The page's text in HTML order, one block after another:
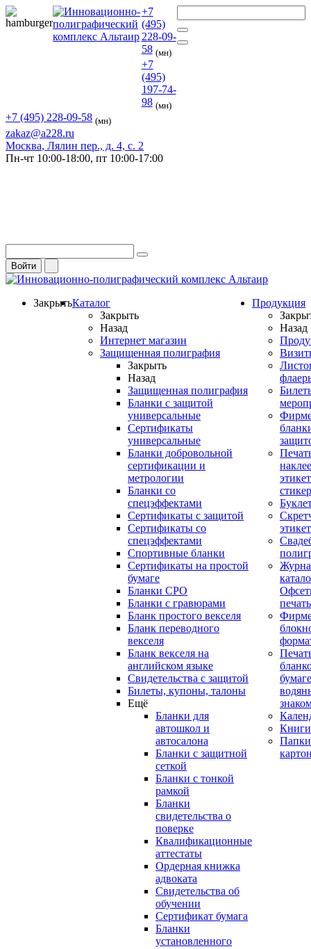
+7
(495)
228-09-
58 (мн)
+7
(495)
197-74-
98 (мн)
+7 (495) 228-09-58 (мн)
zakaz@a228.ru
Москва, Лялин пер., д. 4, с. 2
Пн-чт 10:00-18:00, пт 10:00-17:00
Войти
ЗакрытьКаталог
Закрыть
Назад
Интернет магазин
Защищенная полиграфия
Закрыть
Назад
Защищенная полиграфия
Бланки с защитой
универсальные
Сертификаты
универсальные
Бланки добровольной
сертификации и
метрологии
Бланки со
спецэффектами
Сертификаты с защитой
Сертификаты со
спецэффектами
Спортивные бланки
Cертификаты на простой
бумаге
Бланки СРО
Бланки с гравюрами
Бланк простого векселя
Бланк переводного
векселя
Бланк векселя на
английском языке
Свидетельства с защитой
Билеты, купоны, талоны
Ещё
Бланки для
автошкол и
автосалона
Бланки с защитной
сеткой
Бланки с тонкой
рамкой
Бланки
свидетельства о
поверке
Квалификационные
аттестаты
Ордерная книжка
адвоката
Свидетельства об
обучении
Сертификат бумага
Бланки
установленного
Продукция
Назад
печать
Книги
Папки